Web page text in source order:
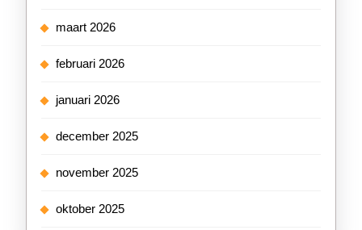
maart 2026
februari 2026
januari 2026
december 2025
november 2025
oktober 2025